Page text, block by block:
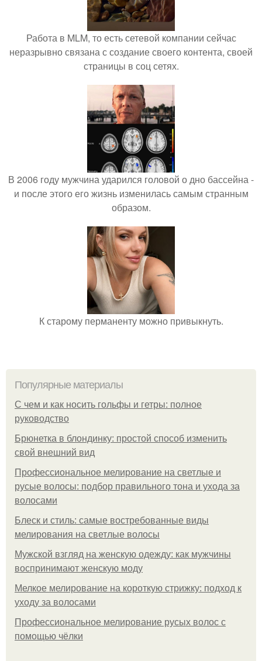
Работа в MLM, то есть сетевой компании сейчас
неразрывно связана с создание своего контента, своей
страницы в соц сетях.
В 2006 году мужчина ударился головой о дно бассейна -
и после этого его жизнь изменилась самым странным
образом.
К старому перманенту можно привыкнуть.
Популярные материалы
С чем и как носить гольфы и гетры: полное
руководство
Брюнетка в блондинку: простой способ изменить
свой внешний вид
Профессиональное мелирование на светлые и
русые волосы: подбор правильного тона и ухода за
волосами
Блеск и стиль: самые востребованные виды
мелирования на светлые волосы
Мужской взгляд на женскую одежду: как мужчины
воспринимают женскую моду
Мелкое мелирование на короткую стрижку: подход к
уходу за волосами
Профессиональное мелирование русых волос с
помощью чёлки